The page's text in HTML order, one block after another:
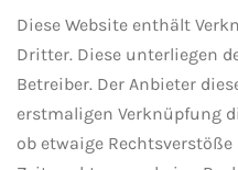
Diese Website enthält
Dritter. Diese unterliegen
Betreiber. Der Anbieter
erstmaligen Verknüpfung
ob etwaige